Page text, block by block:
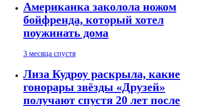
Американка заколола ножом
бойфренда, который хотел
поужинать дома
3 месяца спустя
Лиза Кудроу раскрыла, какие
гонорары звёзды «Друзей»
получают спустя 20 лет после